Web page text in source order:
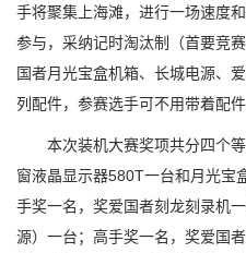
手将聚集上海滩，进行一场速度
参与，采纳记时淘汰制（首要竞
国者月光宝盒机箱、长城电源、
列配件，参赛选手可不用带着配件
本次装机大赛奖项共分四个等
窗液晶显示器580T一台和月光宝
手奖一名，奖爱国者刻龙刻录机
源）一台；高手奖一名，奖爱国